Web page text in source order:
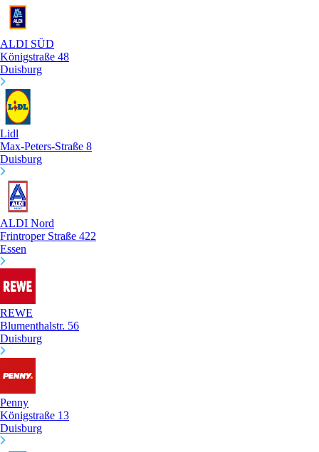
ALDI SÜD
Königstraße 48
Duisburg
Lidl
Max-Peters-Straße 8
Duisburg
ALDI Nord
Frintroper Straße 422
Essen
REWE
Blumenthalstr. 56
Duisburg
Penny
Königstraße 13
Duisburg